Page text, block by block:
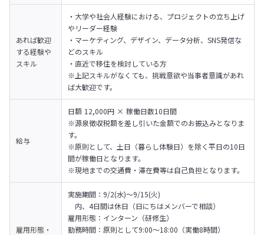
あれば歓迎
する経験や
スキル
・大学や社会人経験における、プロジェクトの立ち上げ
やリーダー経験
・マーケティング、デザイン、データ分析、SNS発信な
どのスキル
・直近で移住を検討している方
※上記スキルがなくても、挑戦意欲や当事者意識があれ
ば大歓迎です。
給与
日額 12,000円 × 稼働日数10日間
※源泉徴収税額を差し引いた金額でのお振込みとなりま
す。
※原則として、土日（暮らし体験日）を除く平日の10日
間が稼働日となります。
※現地までの交通費・滞在費等は自己負担となります。
雇用形態・
実施期間：9/2(水)～9/15(火)
内、4日間は休日（日にちはメンバーで相談）
雇用形態：インターン（研修生）
勤務時間：原則として9:00〜18:00（実働8時間）